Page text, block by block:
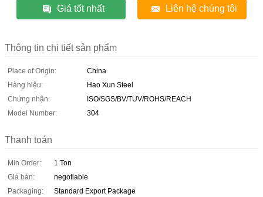
Giá tốt nhất Liên hệ chúng tôi
Thông tin chi tiết sản phẩm
Place of Origin:
China
Hàng hiệu:
Hao Xun Steel
Chứng nhận:
ISO/SGS/BV/TUV/ROHS/REACH
Model Number:
304
Thanh toán
Min Order:
1 Ton
Giá bán:
negotiable
Packaging:
Standard Export Package